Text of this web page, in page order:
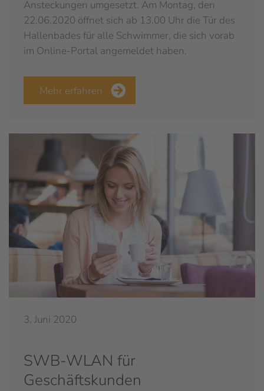
Ansteckungen umgesetzt. Am Montag, den
22.06.2020 öffnet sich ab 13.00 Uhr die Tür des
Hallenbades für alle Schwimmer, die sich vorab
im Online-Portal angemeldet haben.
Mehr erfahren
3. Juni 2020
SWB-WLAN für
Geschäftskunden